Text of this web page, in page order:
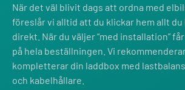
När det väl blivit dags att ordna med
föreslår vi alltid att du klickar hem allt du
direkt. När du väljer “med installation”
på hela beställningen. Vi
kompletterar din laddbox med
och kabelhållare.